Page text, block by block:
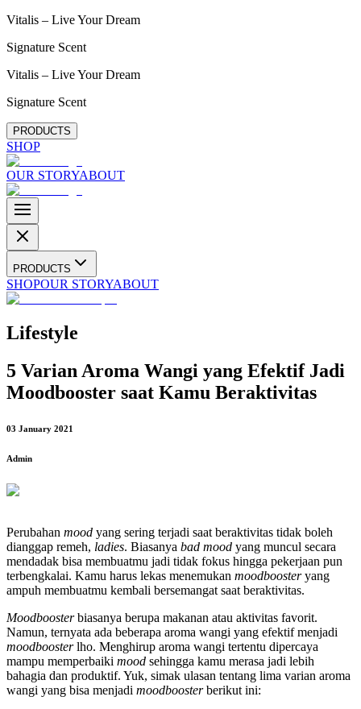
Vitalis – Live Your Dream
Signature Scent
Vitalis – Live Your Dream
Signature Scent
PRODUCTS
SHOP
OUR STORYABOUT
PRODUCTS
SHOPOUR STORYABOUT
Lifestyle
5 Varian Aroma Wangi yang Efektif Jadi
Moodbooster saat Kamu Beraktivitas
03 January 2021
Admin
Perubahan mood yang sering terjadi saat beraktivitas tidak boleh
dianggap remeh, ladies. Biasanya bad mood yang muncul secara
mendadak bisa membuatmu jadi tidak fokus hingga pekerjaan pun
terbengkalai. Kamu harus lekas menemukan moodboosteryang
ampuh membuatmu kembali bersemangat saat beraktivitas.
Moodboosterbiasanya berupa makanan atau aktivitas favorit.
Namun, ternyata ada beberapa aroma wangi yang efektif menjadi
moodboosterlho. Menghirup aroma wangi tertentu dipercaya
mampu memperbaiki mood sehingga kamu merasa jadi lebih
bahagia dan produktif. Yuk, simak ulasan tentang lima varian aroma
wangi yang bisa menjadi moodboosterberikut ini: